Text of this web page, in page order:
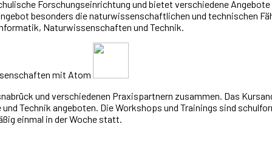
Forschungseinrichtung und bietet verschiedene
besonders die naturwissenschaftlichen und technischen
Naturwissenschaften und Technik.
und verschiedenen Praxispartnern zusammen. Das
Technik angeboten. Die Workshops und Trainings sind
einmal in der Woche statt.